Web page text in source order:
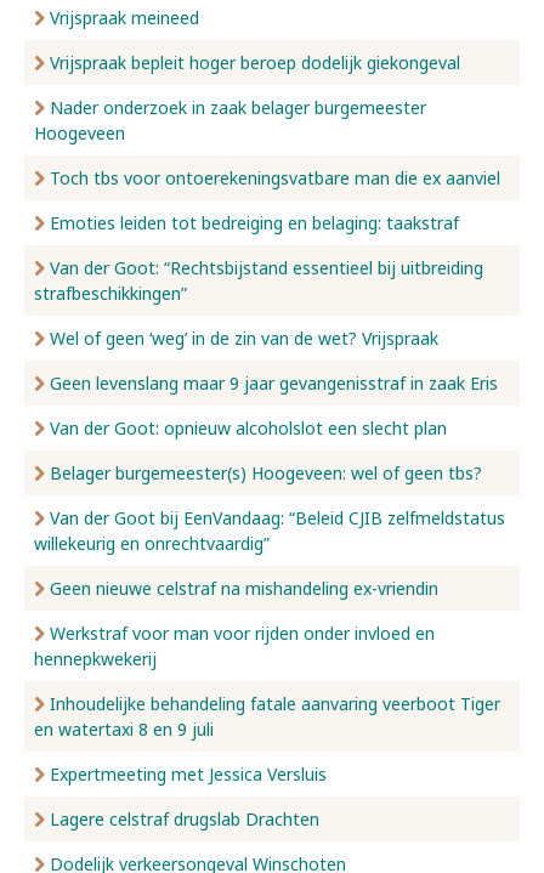
Vrijspraak meineed
Vrijspraak bepleit hoger beroep dodelijk giekongeval
Nader onderzoek in zaak belager burgemeester
Hoogeveen
Toch tbs voor ontoerekeningsvatbare man die ex aanviel
Emoties leiden tot bedreiging en belaging: taakstraf
Van der Goot: “Rechtsbijstand essentieel bij uitbreiding
strafbeschikkingen”
Wel of geen ‘weg’ in de zin van de wet? Vrijspraak
Geen levenslang maar 9 jaar gevangenisstraf in zaak Eris
Van der Goot: opnieuw alcoholslot een slecht plan
Belager burgemeester(s) Hoogeveen: wel of geen tbs?
Van der Goot bij EenVandaag: “Beleid CJIB zelfmeldstatus
willekeurig en onrechtvaardig”
Geen nieuwe celstraf na mishandeling ex-vriendin
Werkstraf voor man voor rijden onder invloed en
hennepkwekerij
Inhoudelijke behandeling fatale aanvaring veerboot Tiger
en watertaxi 8 en 9 juli
Expertmeeting met Jessica Versluis
Lagere celstraf drugslab Drachten
Dodelijk verkeersongeval Winschoten